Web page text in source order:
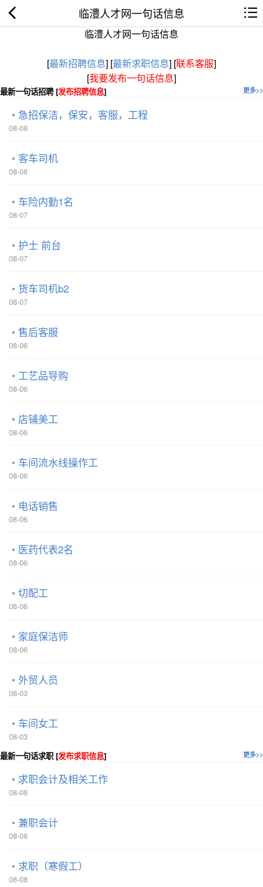
临澧人才网一句话信息
临澧人才网一句话信息
[最新招聘信息] [最新求职信息] [联系客服]
[我要发布一句话信息]
更多>>
最新一句话招聘 [发布招聘信息]
急招保洁，保安，客服，工程
08-08
客车司机
08-08
车险内勤1名
08-07
护士 前台
08-07
货车司机b2
08-07
售后客服
08-06
工艺品导购
08-06
店铺美工
08-06
车间流水线操作工
08-06
电话销售
08-06
医药代表2名
08-06
切配工
08-06
家庭保洁师
08-06
外贸人员
08-03
车间女工
08-03
更多>>
最新一句话求职 [发布求职信息]
求职会计及相关工作
08-08
兼职会计
08-08
求职（寒假工）
08-08